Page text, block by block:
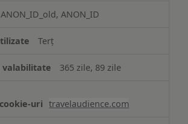
ANON_ID_old, ANON_ID
Terț
365 zile, 89 zile
travelaudience.com